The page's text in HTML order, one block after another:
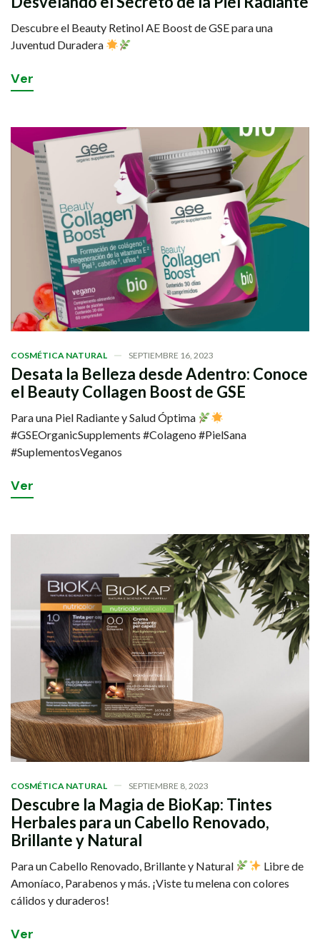
Descubre el Beauty Retinol AE Boost de GSE para una
Juventud Duradera
Ver
COSMÉTICA NATURAL SEPTIEMBRE 16, 2023
Desata la Belleza desde Adentro: Conoce
el Beauty Collagen Boost de GSE
Para una Piel Radiante y Salud Óptima
#GSEOrganicSupplements #Colageno #PielSana
#SuplementosVeganos
Ver
COSMÉTICA NATURAL SEPTIEMBRE 8, 2023
Descubre la Magia de BioKap: Tintes
Herbales para un Cabello Renovado,
Brillante y Natural
Para un Cabello Renovado, Brillante y Natural
Libre de
Amoníaco, Parabenos y más. ¡Viste tu melena con colores
cálidos y duraderos!
Ver